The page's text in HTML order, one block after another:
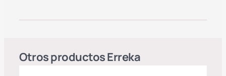
Otros productosErreka